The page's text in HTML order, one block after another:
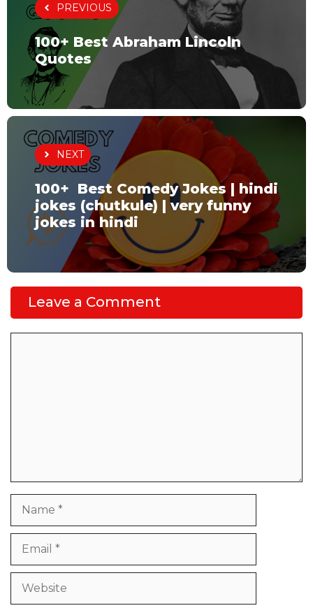
PREVIOUS
100+ Best Abraham Lincoln
Quotes
NEXT
100+ Best Comedy Jokes | hindi
jokes (chutkule) | very funny
jokes in hindi
Leave a Comment